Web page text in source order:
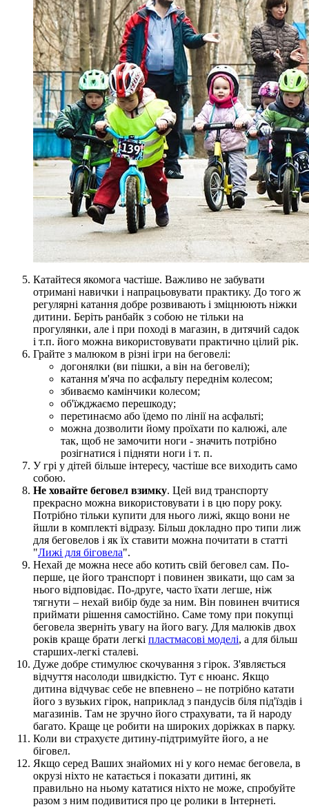
Катайтеся якомога частіше. Важливо не забувати
отримані навички і напрацьовувати практику. До того ж
регулярні катання добре розвивають і зміцнюють ніжки
дитини. Беріть ранбайк з собою не тільки на
прогулянки, але і при поході в магазин, в дитячий садок
і т.п. його можна використовувати практично цілий рік.
Грайте з малюком в різні ігри на беговелі:
догонялки (ви пішки, а він на беговелі);
катання м'яча по асфальту переднім колесом;
збиваємо камінчики колесом;
об'їжджаємо перешкоду;
перетинаємо або їдемо по лінії на асфальті;
можна дозволити йому проїхати по калюжі, але
так, щоб не замочити ноги - значить потрібно
розігнатися і підняти ноги і т. п.
У грі у дітей більше інтересу, частіше все виходить само
собою.
Не ховайте беговел взимку. Цей вид транспорту
прекрасно можна використовувати і в цю пору року.
Потрібно тільки купити для нього лижі, якщо вони не
йшли в комплекті відразу. Більш докладно про типи лиж
для беговелов і як їх ставити можна почитати в статті
"Лижі для біговела".
Нехай де можна несе або котить свій беговел сам. По-
перше, це його транспорт і повинен звикати, що сам за
нього відповідає. По-друге, часто їхати легше, ніж
тягнути – нехай вибір буде за ним. Він повинен вчитися
приймати рішення самостійно. Саме тому при покупці
беговела зверніть увагу на його вагу. Для малюків двох
років краще брати легкі пластмасові моделі, а для більш
старших-легкі сталеві.
Дуже добре стимулює скочування з гірок. З'являється
відчуття насолоди швидкістю. Тут є нюанс. Якщо
дитина відчуває себе не впевнено – не потрібно катати
його з вузьких гірок, наприклад з пандусів біля під'їздів і
магазинів. Там не зручно його страхувати, та й народу
багато. Краще це робити на широких доріжках в парку.
Коли ви страхуєте дитину-підтримуйте його, а не
біговел.
Якщо серед Ваших знайомих ні у кого немає беговела, в
окрузі ніхто не катається і показати дитині, як
правильно на ньому кататися ніхто не може, спробуйте
разом з ним подивитися про це ролики в Інтернеті.